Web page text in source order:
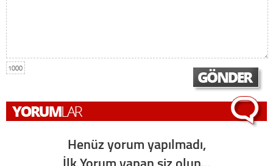
1000
Henüz yorum yapılmadı,